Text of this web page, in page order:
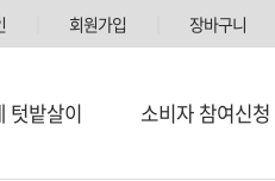
회원가입 장바구니
텃밭살이 소비자 참여신청